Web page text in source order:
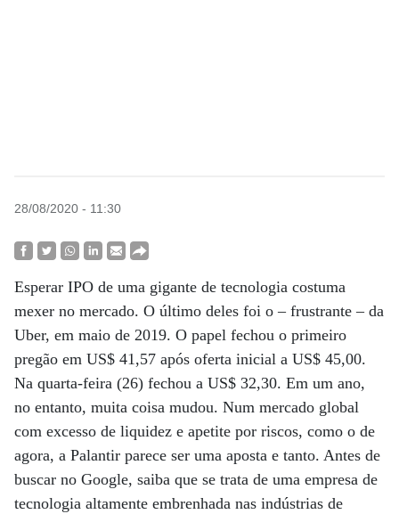
28/08/2020 - 11:30
Esperar IPO de uma gigante de tecnologia costuma
mexer no mercado. O último deles foi o – frustrante – da
Uber, em maio de 2019. O papel fechou o primeiro
pregão em US$ 41,57 após oferta inicial a US$ 45,00.
Na quarta-feira (26) fechou a US$ 32,30. Em um ano,
no entanto, muita coisa mudou. Num mercado global
com excesso de liquidez e apetite por riscos, como o de
agora, a Palantir parece ser uma aposta e tanto. Antes de
buscar no Google, saiba que se trata de uma empresa de
tecnologia altamente embrenhada nas indústrias de